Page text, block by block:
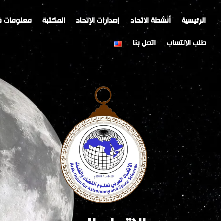
تخطي
إلى
المحتوى
الرئيسية أنشطة الاتحاد إصدارات الإتحاد المكتبة معلومات
طلب الانتساب
اتصل بنا
Post
navigation